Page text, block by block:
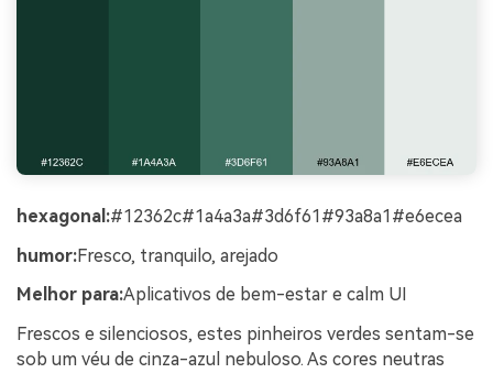
hexagonal:#12362c#1a4a3a#3d6f61#93a8a1#e6ecea
humor:Fresco, tranquilo, arejado
Melhor para:Aplicativos de bem-estar e calm UI
Frescos e silenciosos, estes pinheiros verdes sentam-se
sob um véu de cinza-azul nebuloso. As cores neutras